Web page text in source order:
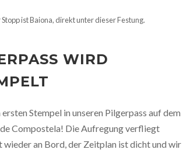
ist Baiona, direkt unter dieser Festung.
WIRD
Stempel in unseren Pilgerpass auf dem
Compostela! Die Aufregung verfliegt
wieder an Bord, der Zeitplan ist dicht und wir